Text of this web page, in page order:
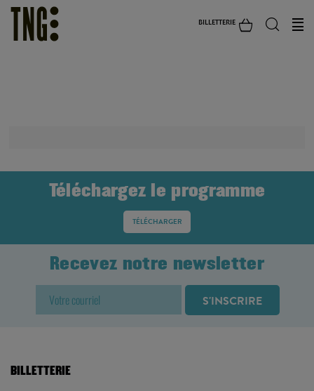
BILLETTERIE
Téléchargez le programme
TÉLÉCHARGER
Recevez notre newsletter
BILLETTERIE